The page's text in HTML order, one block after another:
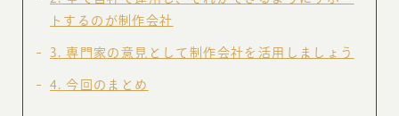
トするのが制作会社
3 専門家の意見として制作会社を活用しましょう
4 今回のまとめ